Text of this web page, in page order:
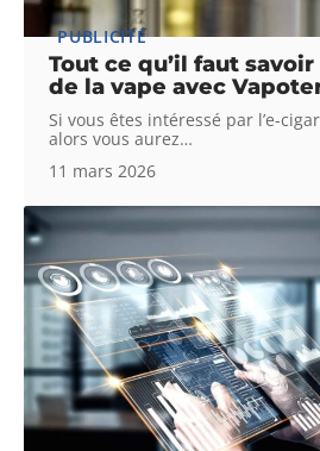
PUBLICITÉ
Tout ce qu’il faut
de la vape avec
Si vous êtes intéressé par l’e-
alors vous aurez…
11 mars 2026